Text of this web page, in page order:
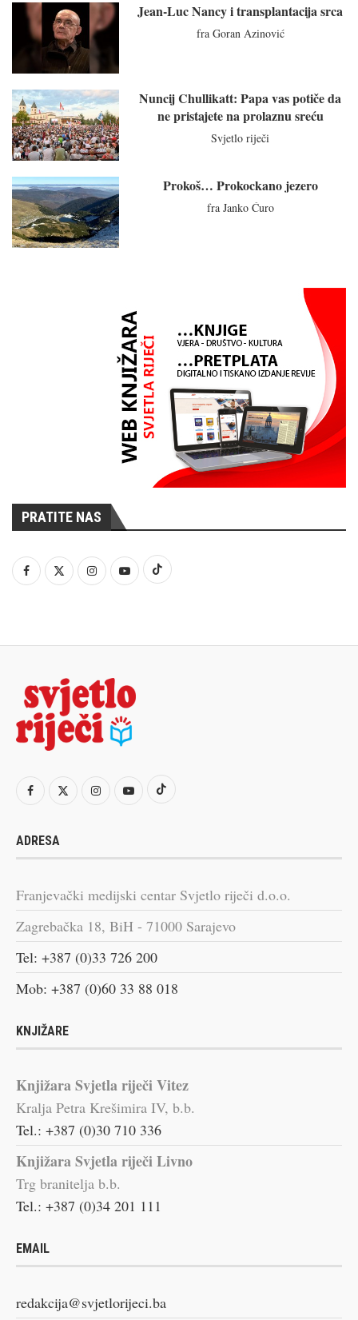
Jean-Luc Nancy i transplantacija srca
fra Goran Azinović
Nuncij Chullikatt: Papa vas potiče da
ne pristajete na prolaznu sreću
Svjetlo riječi
Prokoš… Prokockano jezero
fra Janko Ćuro
PRATITE NAS
ADRESA
Franjevački medijski centar Svjetlo riječi d.o.o.
Zagrebačka 18, BiH - 71000 Sarajevo
Tel: +387 (0)33 726 200
Mob: +387 (0)60 33 88 018
KNJIŽARE
Knjižara Svjetla riječi Vitez
Kralja Petra Krešimira IV, b.b.
Tel.: +387 (0)30 710 336
Knjižara Svjetla riječi Livno
Trg branitelja b.b.
Tel.: +387 (0)34 201 111
EMAIL
redakcija@svjetlorijeci.ba